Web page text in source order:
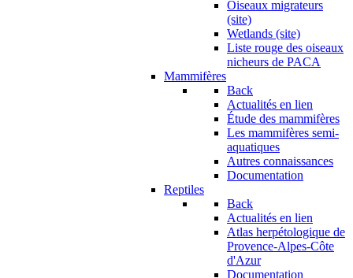
Oiseaux migrateurs
(site)
Wetlands (site)
Liste rouge des oiseaux
nicheurs de PACA
Mammifères
Back
Actualités en lien
Étude des mammifères
Les mammifères semi-
aquatiques
Autres connaissances
Documentation
Reptiles
Back
Actualités en lien
Atlas herpétologique de
Provence-Alpes-Côte
d'Azur
Documentation